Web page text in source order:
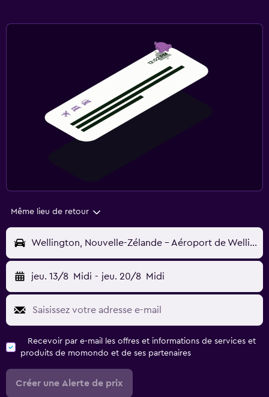
Même lieu de retour
Wellington, Nouvelle-Zélande - Aéroport de Wellington (WLG)
jeu. 13/8 Midi - jeu. 20/8 Midi
Recevoir par e-mail les offres et informations de services et
produits de momondo et de ses partenaires
Créer une Alerte de prix